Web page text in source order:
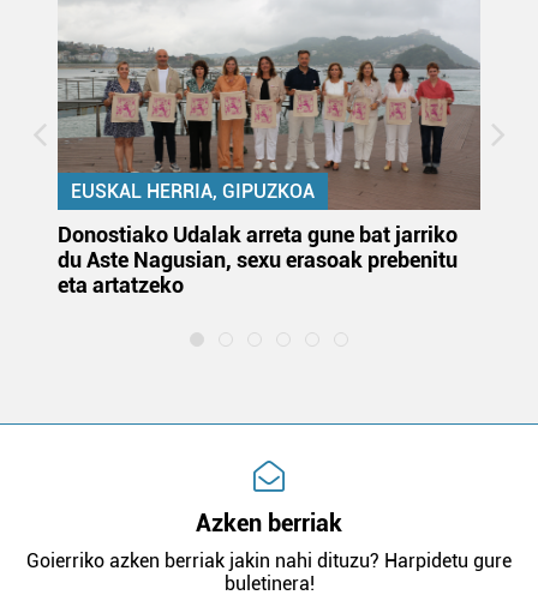
EUSKAL HERRIA, GIPUZKOA
Donostiako Udalak arreta gune bat jarriko
du Aste Nagusian, sexu erasoak prebenitu
eta artatzeko
Azken berriak
Goierriko azken berriak jakin nahi dituzu? Harpidetu gure
buletinera!